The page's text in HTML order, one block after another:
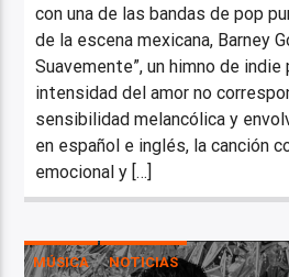
con una de las bandas de pop
de la escena mexicana, Barney
Suavemente”, un himno de indie
intensidad del amor no
sensibilidad melancólica y
en español e inglés, la canción
emocional y […]
MÚSICA NOTICIAS